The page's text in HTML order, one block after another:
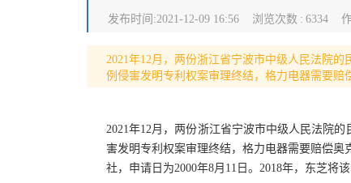
发布时间 :2021-12-09 16:56 浏览次数 : 6334
2021年12月，两份浙江省宁波市中级人民法院
例侵害发明专利权案审理终结，格力电器需要赔
2021年12月，两份浙江省宁波市中级人民法院
害发明专利权案审理终结，格力电器需要赔偿
社，申请日为2000年8月11日。2018年，东芝将